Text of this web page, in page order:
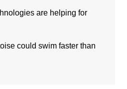
are helping for
could swim faster than